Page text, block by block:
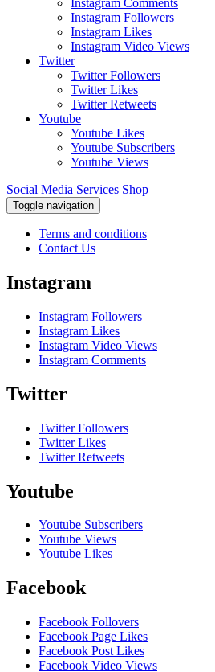
Instagram Comments
Instagram Followers
Instagram Likes
Instagram Video Views
Twitter
Twitter Followers
Twitter Likes
Twitter Retweets
Youtube
Youtube Likes
Youtube Subscribers
Youtube Views
Social Media Services Shop
Toggle navigation
Terms and conditions
Contact Us
Instagram
Instagram Followers
Instagram Likes
Instagram Video Views
Instagram Comments
Twitter
Twitter Followers
Twitter Likes
Twitter Retweets
Youtube
Youtube Subscribers
Youtube Views
Youtube Likes
Facebook
Facebook Follovers
Facebook Page Likes
Facebook Post Likes
Facebook Video Views